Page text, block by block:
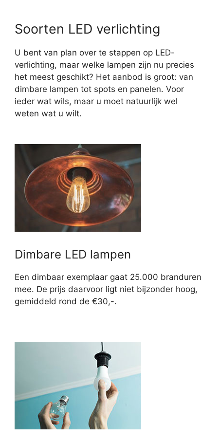
Soorten LED verlichting
U bent van plan over te stappen op LED-
verlichting, maar welke lampen zijn nu precies
het meest geschikt? Het aanbod is groot: van
dimbare lampen tot spots en panelen. Voor
ieder wat wils, maar u moet natuurlijk wel
weten wat u wilt.
Dimbare LED lampen
Een dimbaar exemplaar gaat 25.000 branduren
mee. De prijs daarvoor ligt niet bijzonder hoog,
gemiddeld rond de €30,-.